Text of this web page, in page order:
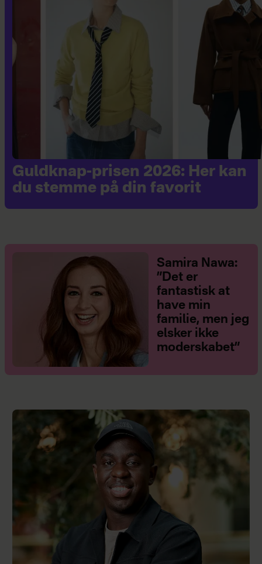
Guldknap-prisen 2026: Her kan
du stemme på din favorit
Samira Nawa:
”Det er
fantastisk at
have min
familie, men jeg
elsker ikke
moderskabet”